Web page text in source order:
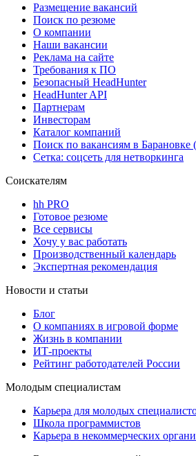
Размещение вакансий
Поиск по резюме
О компании
Наши вакансии
Реклама на сайте
Требования к ПО
Безопасный HeadHunter
HeadHunter API
Партнерам
Инвесторам
Каталог компаний
Поиск по вакансиям в Барановке
Сетка: соцсеть для нетворкинга
Соискателям
hh PRO
Готовое резюме
Все сервисы
Хочу у вас работать
Производственный календарь
Экспертная рекомендация
Новости и статьи
Блог
О компаниях в игровой форме
Жизнь в компании
ИТ-проекты
Рейтинг работодателей России
Молодым специалистам
Карьера для молодых
Школа программистов
Карьера в некоммерческих